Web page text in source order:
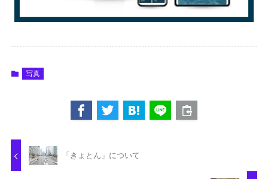
写真
「きょとん」について